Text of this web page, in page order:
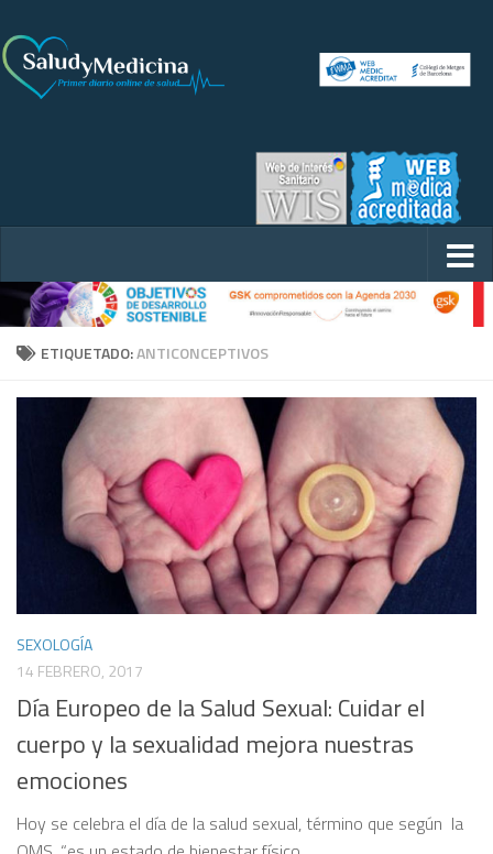
ETIQUETADO:ANTICONCEPTIVOS
SEXOLOGÍA
14 FEBRERO, 2017
Día Europeo de la Salud Sexual: Cuidar el
cuerpo y la sexualidad mejora nuestras
emociones
Hoy se celebra el día de la salud sexual, término que según la